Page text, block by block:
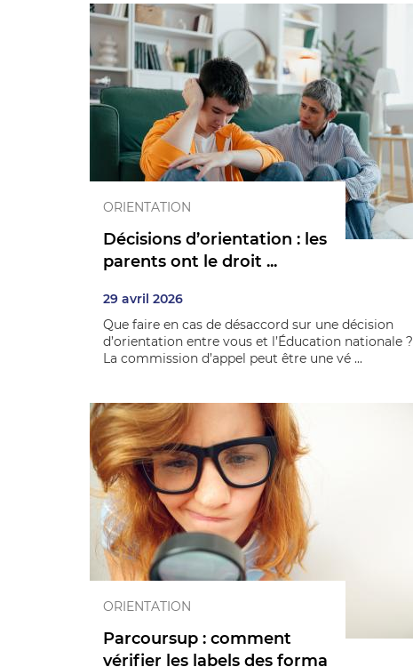
ORIENTATION
Décisions d’orientation : les
parents ont le droit ...
29 avril 2026
Que faire en cas de désaccord sur une décision
d’orientation entre vous et l’Éducation nationale ?
La commission d’appel peut être une vé ...
ORIENTATION
Parcoursup : comment
vérifier les labels des forma